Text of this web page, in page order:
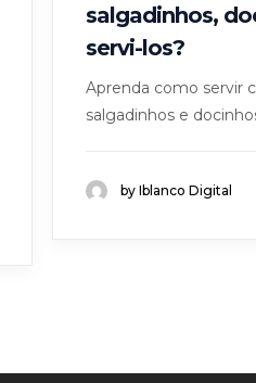
salgadinhos,
servi-los?
Aprenda como servir
salgadinhos e
by Iblanco Digital